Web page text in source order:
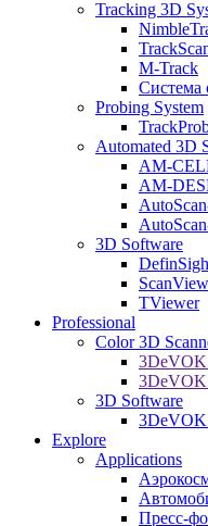
Tracking 3D
M-Track
Система
Probing System
Automated 3D
AM-
AM-
3D Software
TViewer
Professional
Color 3D
3D Software
3DeVOK
Explore
Applications
Пресс-